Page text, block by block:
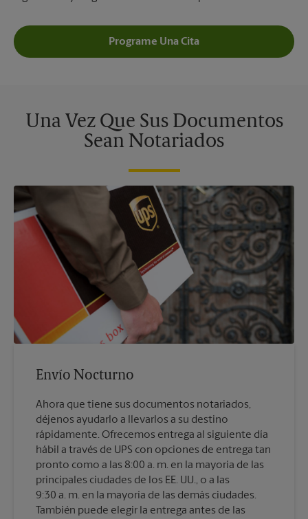
Programe Una Cita
Una Vez Que Sus Documentos
Sean Notariados
Envío Nocturno
Ahora que tiene sus documentos notariados,
déjenos ayudarlo a llevarlos a su destino
rápidamente. Ofrecemos entrega al siguiente día
hábil a través de UPS con opciones de entrega tan
pronto como a las 8:00 a. m. en la mayoría de las
principales ciudades de los EE. UU., o a las
9:30 a. m. en la mayoría de las demás ciudades.
También puede elegir la entrega antes de las